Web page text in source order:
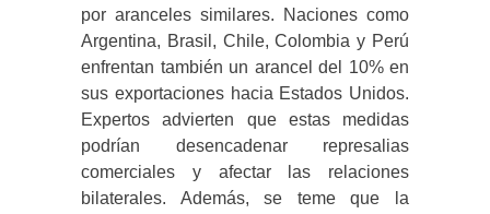
por aranceles similares.
Naciones como
Argentina, Brasil, Chile, Colombia y Perú
enfrentan también un arancel del 10% en
sus exportaciones hacia Estados Unidos.
Expertos advierten que estas medidas
podrían desencadenar represalias
comerciales y afectar las relaciones
bilaterales.
Además, se teme que la